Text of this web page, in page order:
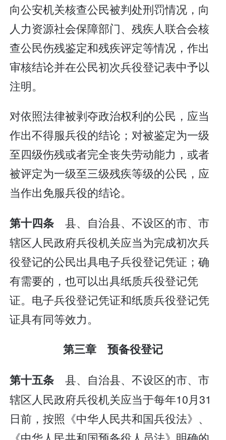
向公安机关核查公民被判处刑罚情况，向
人力资源社会保障部门、残疾人联合会核
查公民伤残鉴定和残疾评定等情况，作出
审核结论并在公民初次兵役登记表中予以
注明。
对依照法律被剥夺政治权利的公民，应当
作出不得服兵役的结论；对被鉴定为一级
至四级伤残或者完全丧失劳动能力，或者
被评定为一级至三级残疾等级的公民，应
当作出免服兵役的结论。
第十四条县、自治县、不设区的市、市
辖区人民政府兵役机关应当为完成初次兵
役登记的公民出具电子兵役登记凭证；确
有需要的，也可以出具纸质兵役登记凭
证。电子兵役登记凭证和纸质兵役登记凭
证具有同等效力。
第三章 预备役登记
第十五条县、自治县、不设区的市、市
辖区人民政府兵役机关应当于每年10月31
日前，按照《中华人民共和国兵役法》、